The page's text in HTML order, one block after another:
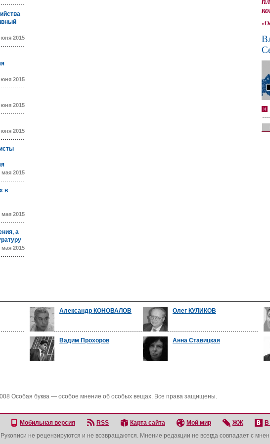
2015
2015
2015
2015
мая 2015
в
мая 2015
а
мая 2015
Александр КОНОВАЛОВ Олег КУЛИКОВ
Вадим Прохоров Анна Ставицкая
Особая буква — особое мнение об особых вещах. Все права защищены.
Мобильная версия RSS Карта сайта Мой мир ЖЖ В
Рукописи не рецензируются и не возвращаются. Мнение редакции не всегда совпадает с